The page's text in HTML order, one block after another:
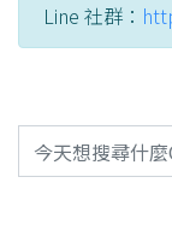
Line 社群：